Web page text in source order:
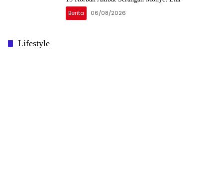
Berita 06/08/2026
Lifestyle